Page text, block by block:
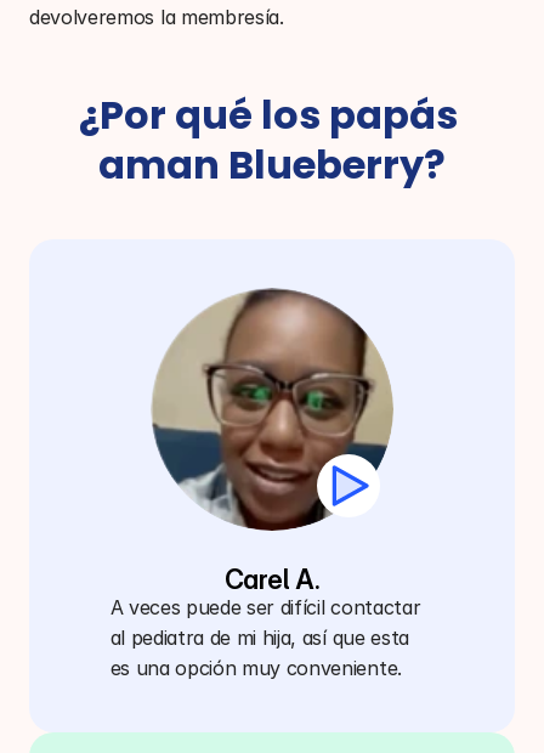
devolveremos la membresía.
¿Por qué los papás
aman Blueberry?
Carel A.
A veces puede ser difícil contactar
al pediatra de mi hija, así que esta
es una opción muy conveniente.